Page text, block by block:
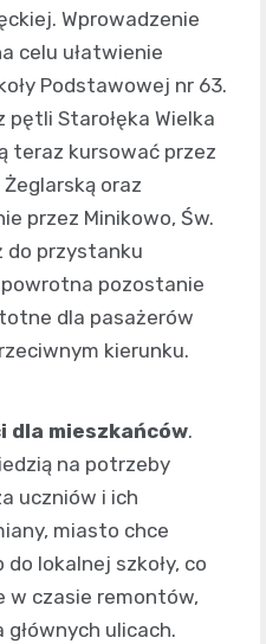
Wprowadzenie
celu ułatwienie
Podstawowej nr 63.
Starołęka Wielka
teraz kursować przez
oraz
przez Minikowo, Św.
do przystanku
powrotna pozostanie
dla pasażerów
kierunku.
mieszkańców.
na potrzeby
uczniów i ich
miasto chce
lokalnej szkoły, co
czasie remontów,
ulicach.